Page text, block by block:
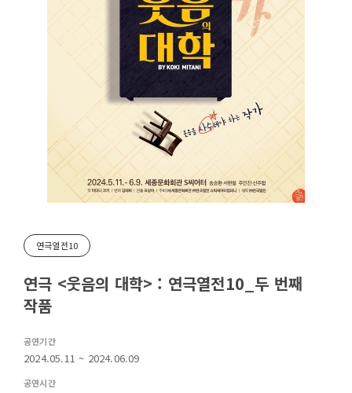
연극열전10
연극 <웃음의 대학> : 연극열전10_두 번째
작품
공연기간
2024.05.11 ~ 2024.06.09
공연시간